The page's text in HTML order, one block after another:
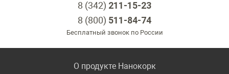
8 (342) 211-15-23
8 (800) 511-84-74
Бесплатный звонок по России
О продукте Нанокорк